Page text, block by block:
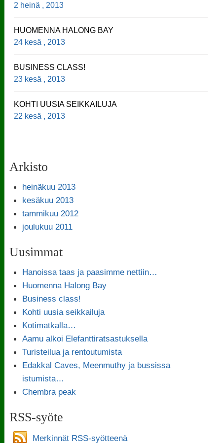
2 heinä , 2013
HUOMENNA HALONG BAY
24 kesä , 2013
BUSINESS CLASS!
23 kesä , 2013
KOHTI UUSIA SEIKKAILUJA
22 kesä , 2013
Arkisto
heinäkuu 2013
kesäkuu 2013
tammikuu 2012
joulukuu 2011
Uusimmat
Hanoissa taas ja paasimme nettiin…
Huomenna Halong Bay
Business class!
Kohti uusia seikkailuja
Kotimatkalla…
Aamu alkoi Elefanttiratsastuksella
Turisteilua ja rentoutumista
Edakkal Caves, Meenmuthy ja bussissa
istumista…
Chembra peak
RSS-syöte
Merkinnät RSS-syötteenä